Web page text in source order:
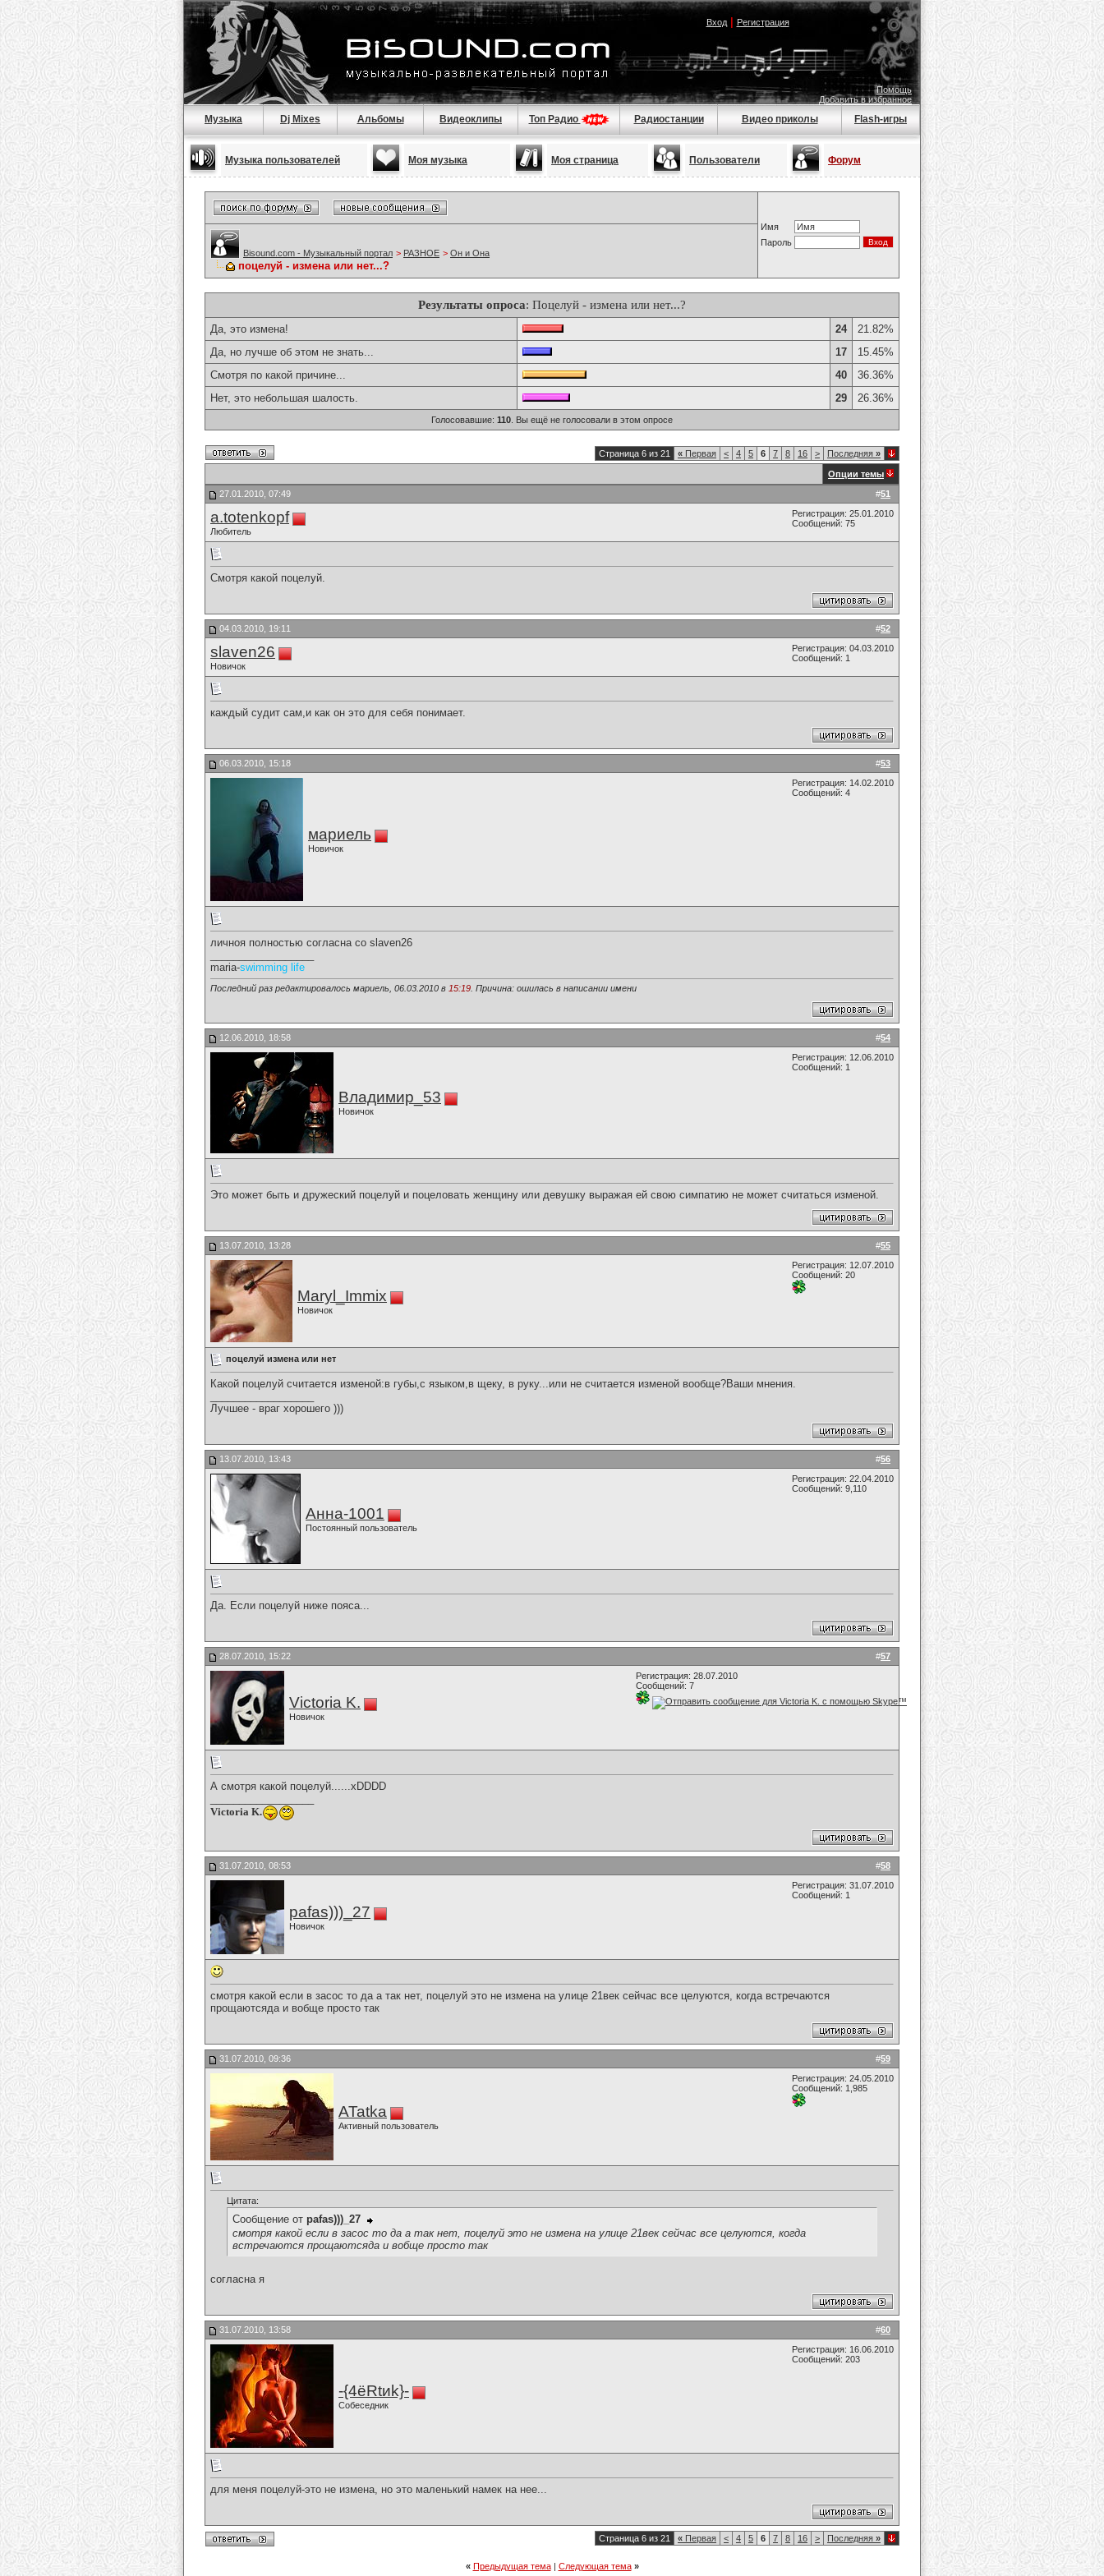
Вход| Регистрация
Помощь
Добавить в избранное
Музыка Dj Mixes Альбомы Видеоклипы Топ Радио Радиостанции Видео приколы Flash-игры
Музыка пользователей Моя музыка Моя страница Пользователи Форум
Имя
Пароль
Bisound.com - Музыкальный портал > РАЗНОЕ > Он и Она
поцелуй - измена или нет...?
Результаты опроса: Поцелуй - измена или нет...?
Да, это измена! 24
21.82%
Да, но лучше об этом не знать...
17
15.45%
Смотря по какой причине...
40
36.36%
Нет, это небольшая шалость.
29 26.36%
Голосовавшие: 110 . Вы ещё не голосовали в этом опросе
Страница 6 из 21 « Первая < 4 5 6 7 8 16 > Последняя »
Опции темы
#51
27.01.2010, 07:49
a.totenkopf
Любитель
Регистрация: 25.01.2010
Сообщений: 75
Cмотря какой поцелуй.
#52
04.03.2010, 19:11
slaven26
Новичок
Регистрация: 04.03.2010
Сообщений: 1
каждый судит сам,и как он это для себя понимает.
#53
06.03.2010, 15:18
мариель
Новичок
Регистрация: 14.02.2010
Сообщений: 4
личноя полностью согласна со slaven26
maria-swimming life
Последний раз редактировалось мариель, 06.03.2010 в 15:19 . Причина: ошилась в написании имени
#54
12.06.2010, 18:58
Владимир_53
Новичок
Регистрация: 12.06.2010
Сообщений: 1
Это может быть и дружеский поцелуй и поцеловать женщину или девушку выражая ей свою симпатию не может считаться изменой.
#55
13.07.2010, 13:28
Maryl_Immix
Новичок
Регистрация: 12.07.2010
Сообщений: 20
поцелуй измена или нет
Какой поцелуй считается изменой:в губы,с языком,в щеку, в руку...или не считается изменой вообще?Ваши мнения.
Лучшее - враг хорошего )))
#56
13.07.2010, 13:43
Анна-1001
Постоянный пользователь
Регистрация: 22.04.2010
Сообщений: 9,110
Да. Если поцелуй ниже пояса...
#57
28.07.2010, 15:22
Victoria K.
Новичок
Регистрация: 28.07.2010
Сообщений: 7
А смотря какой поцелуй......xDDDD
Victoria K.
#58
31.07.2010, 08:53
pafas)))_27
Новичок
Регистрация: 31.07.2010
Сообщений: 1
смотря какой если в засос то да а так нет, поцелуй это не измена на улице 21век сейчас все целуются, когда встречаются
прощаютсяда и вобще просто так
#59
31.07.2010, 09:36
ATatka
Активный пользователь
Регистрация: 24.05.2010
Сообщений: 1,985
Цитата:
Сообщение от pafas)))_27
смотря какой если в засос то да а так нет, поцелуй это не измена на улице 21век сейчас все целуются, когда
встречаются прощаютсяда и вобще просто так
согласна я
#60
31.07.2010, 13:58
-{4ёRtиk}-
Собеседник
Регистрация: 16.06.2010
Сообщений: 203
для меня поцелуй-это не измена, но это маленький намек на нее...
Страница 6 из 21 « Первая < 4 5 6 7 8 16 > Последняя »
« Предыдущая тема| Следующая тема »